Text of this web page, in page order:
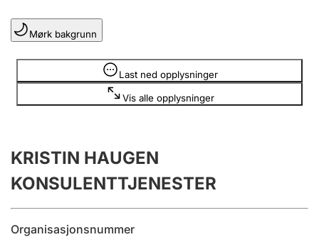
Lag og forening
Registrere, endre, slette
Årsregnskap
Innsending og forsinkelsesgebyr
Mørk bakgrunn
Last ned opplysninger
Vis alle opplysninger
Opplysninger er skjult
KRISTIN HAUGEN
KONSULENTTJENESTER
Organisasjonsnummer